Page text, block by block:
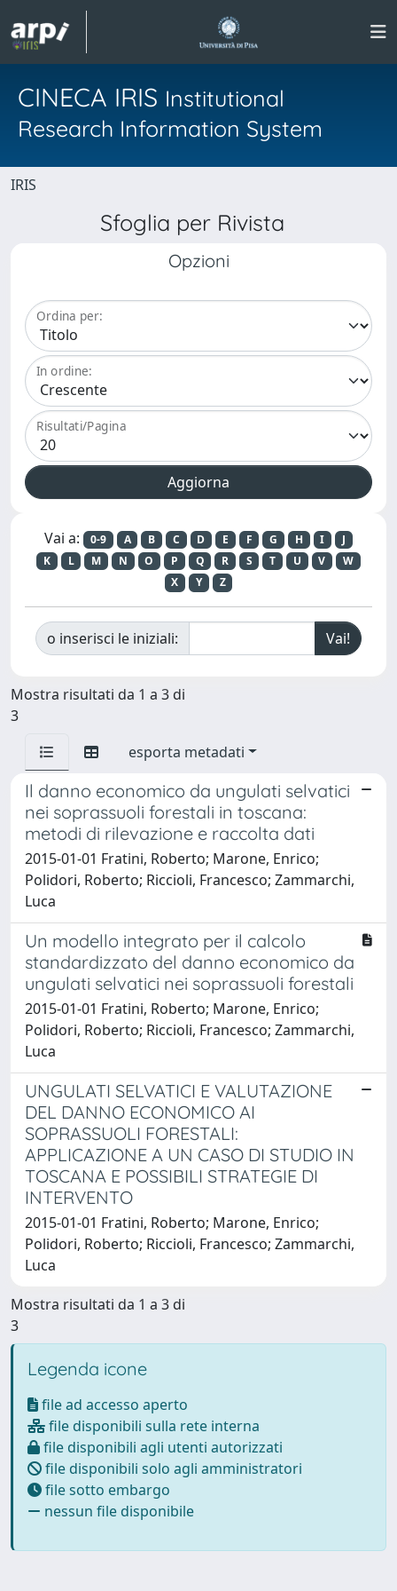
CINECA IRIS Institutional
Research Information System
IRIS
Sfoglia per Rivista
Opzioni
Ordina per:
In ordine:
Risultati/Pagina
Vai a: 0-9 A B C D E F G H I
J
K
L M N O P Q R S T U V
W
X
Y Z
o inserisci le iniziali:
Mostra risultati da 1 a 3 di
3
esporta metadati
Il danno economico da ungulati selvatici
nei soprassuoli forestali in toscana:
metodi di rilevazione e raccolta dati
2015-01-01 Fratini, Roberto; Marone, Enrico;
Polidori, Roberto; Riccioli, Francesco; Zammarchi,
Luca
Un modello integrato per il calcolo
standardizzato del danno economico da
ungulati selvatici nei soprassuoli forestali
2015-01-01 Fratini, Roberto; Marone, Enrico;
Polidori, Roberto; Riccioli, Francesco; Zammarchi,
Luca
UNGULATI SELVATICI E VALUTAZIONE
DEL DANNO ECONOMICO AI
SOPRASSUOLI FORESTALI:
APPLICAZIONE A UN CASO DI STUDIO IN
TOSCANA E POSSIBILI STRATEGIE DI
INTERVENTO
2015-01-01 Fratini, Roberto; Marone, Enrico;
Polidori, Roberto; Riccioli, Francesco; Zammarchi,
Luca
Mostra risultati da 1 a 3 di
3
Legenda icone
file ad accesso aperto
file disponibili sulla rete interna
file disponibili agli utenti autorizzati
file disponibili solo agli amministratori
file sotto embargo
nessun file disponibile